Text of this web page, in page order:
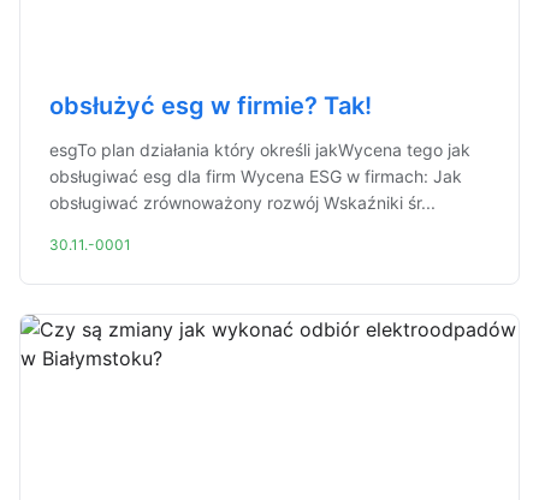
obsłużyć esg w firmie? Tak!
esgTo plan działania który określi jakWycena tego jak
obsługiwać esg dla firm Wycena ESG w firmach: Jak
obsługiwać zrównoważony rozwój Wskaźniki śr...
30.11.-0001